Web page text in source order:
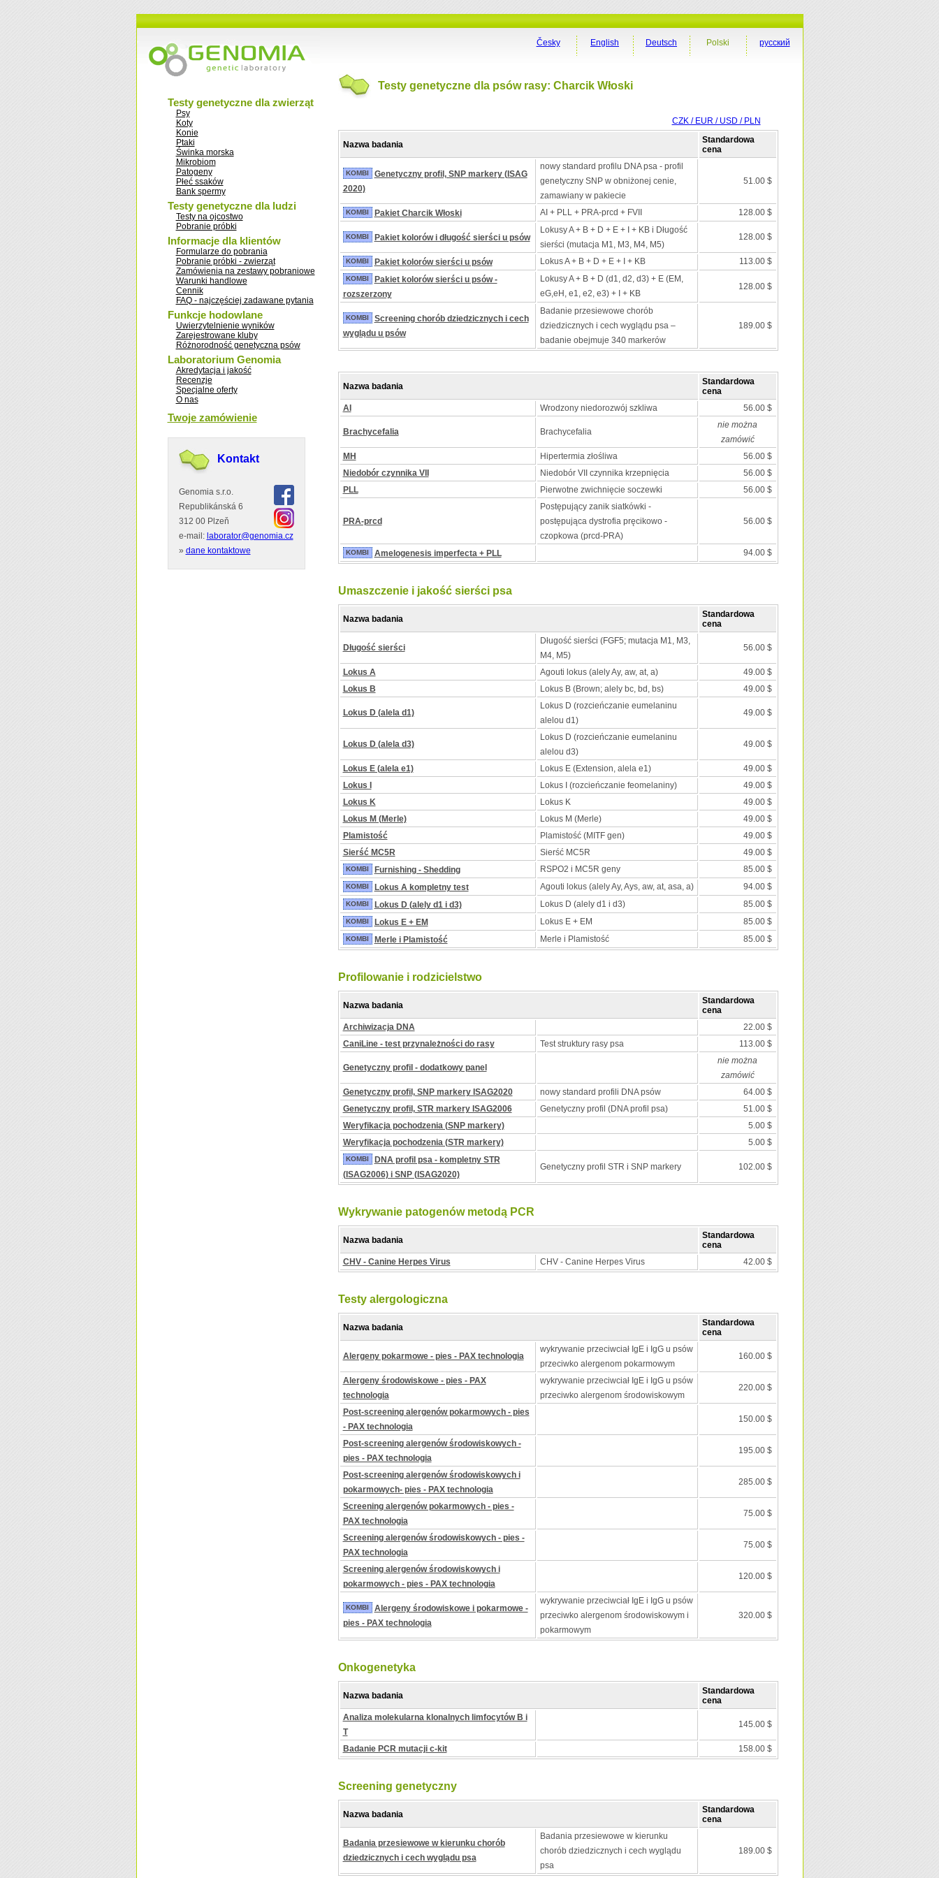
Testy genetyczne dla zwierząt
Psy
Koty
Konie
Ptaki
Świnka morska
Mikrobiom
Patogeny
Płeć ssaków
Bank spermy
Testy genetyczne dla ludzi
Testy na ojcostwo
Pobranie próbki
Informacje dla klientów
Formularze do pobrania
Pobranie próbki - zwierząt
Zamówienia na zestawy pobraniowe
Warunki handlowe
Cennik
FAQ - najczęściej zadawane pytania
Funkcje hodowlane
Uwierzytelnienie wyników
Zarejestrowane kluby
Różnorodność genetyczna psów
Laboratorium Genomia
Akredytacja i jakość
Recenzje
Specjalne oferty
O nas
Twoje zamówienie
Kontakt
Genomia s.r.o.
Republikánská 6
312 00 Plzeň
e-mail: laborator@genomia.cz
» dane kontaktowe
русский
Polski
Deutsch
English
Česky
Testy genetyczne dla psów rasy: Charcik Włoski
CZK / EUR / USD / PLN
Nazwa badania
Standardowa
cena
KOMBI
Genetyczny profil, SNP markery (ISAG
2020)
nowy standard profilu DNA psa - profil
genetyczny SNP w obniżonej cenie,
zamawiany w pakiecie
51.00 $
KOMBI Pakiet Charcik Włoski AI + PLL + PRA-prcd + FVII 128.00 $
KOMBI Pakiet kolorów i długość sierści u psów
Lokusy A + B + D + E + I + KB i Długość
sierści (mutacja M1, M3, M4, M5)
128.00 $
KOMBI Pakiet kolorów sierści u psów Lokus A + B + D + E + I + KB 113.00 $
KOMBI
Pakiet kolorów sierści u psów -
rozszerzony
Lokusy A + B + D (d1, d2, d3) + E (EM,
eG,eH, e1, e2, e3) + I + KB
128.00 $
KOMBI
Screening chorób dziedzicznych i cech
wyglądu u psów
Badanie przesiewowe chorób
dziedzicznych i cech wyglądu psa –
badanie obejmuje 340 markerów
189.00 $
Nazwa badania
Standardowa
cena
AI
Wrodzony niedorozwój szkliwa 56.00 $
Brachycefalia Brachycefalia
nie można
zamówić
MH
Hipertermia złośliwa
56.00 $
Niedobór czynnika VII
Niedobór VII czynnika krzepnięcia
56.00 $
PLL
Pierwotne zwichnięcie soczewki 56.00 $
PRA-prcd
Postępujący zanik siatkówki -
postępująca dystrofia pręcikowo -
czopkowa (prcd-PRA)
56.00 $
KOMBI Amelogenesis imperfecta + PLL 94.00 $
Umaszczenie i jakość sierści psa
Nazwa badania
Standardowa
cena
Długość sierści
Długość sierści (FGF5; mutacja M1, M3,
M4, M5)
56.00 $
Lokus A Agouti lokus (alely Ay, aw, at, a)
49.00 $
Lokus B
Lokus B (Brown; alely bc, bd, bs) 49.00 $
Lokus D (alela d1)
Lokus D (rozcieńczanie eumelaninu
alelou d1)
49.00 $
Lokus D (alela d3)
Lokus D (rozcieńczanie eumelaninu
alelou d3)
49.00 $
Lokus E (alela e1) Lokus E (Extension, alela e1)
49.00 $
Lokus I
Lokus I (rozcieńczanie feomelaniny)
49.00 $
Lokus K
Lokus K
49.00 $
Lokus M (Merle)
Lokus M (Merle)
49.00 $
Plamistość
Plamistość (MITF gen)
49.00 $
Sierść MC5R
Sierść MC5R 49.00 $
KOMBI Furnishing - Shedding RSPO2 i MC5R geny 85.00 $
KOMBI Lokus A kompletny test Agouti lokus (alely Ay, Ays, aw, at, asa, a) 94.00 $
KOMBI Lokus D (alely d1 i d3) Lokus D (alely d1 i d3) 85.00 $
KOMBI Lokus E + EM Lokus E + EM 85.00 $
KOMBI Merle i Plamistość Merle i Plamistość 85.00 $
Profilowanie i rodzicielstwo
Nazwa badania
Standardowa
cena
Archiwizacja DNA
22.00 $
CaniLine - test przynależności do rasy
Test struktury rasy psa 113.00 $
Genetyczny profil - dodatkowy panel
nie można
zamówić
Genetyczny profil, SNP markery ISAG2020
nowy standard profili DNA psów
64.00 $
Genetyczny profil, STR markery ISAG2006
Genetyczny profil (DNA profil psa)
51.00 $
Weryfikacja pochodzenia (SNP markery)
5.00 $
Weryfikacja pochodzenia (STR markery)
5.00 $
KOMBI
DNA profil psa - kompletny STR
(ISAG2006) i SNP (ISAG2020)
Genetyczny profil STR i SNP markery 102.00 $
Wykrywanie patogenów metodą PCR
Nazwa badania
Standardowa
cena
CHV - Canine Herpes Virus
CHV - Canine Herpes Virus 42.00 $
Testy alergologiczna
Nazwa badania
Standardowa
cena
Alergeny pokarmowe - pies - PAX technologia
wykrywanie przeciwciał IgE i IgG u psów
przeciwko alergenom pokarmowym
160.00 $
Alergeny środowiskowe - pies - PAX
technologia
wykrywanie przeciwciał IgE i IgG u psów
przeciwko alergenom środowiskowym
220.00 $
Post-screening alergenów pokarmowych - pies
- PAX technologia
150.00 $
Post-screening alergenów środowiskowych -
pies - PAX technologia
195.00 $
Post-screening alergenów środowiskowych i
pokarmowych- pies - PAX technologia
285.00 $
Screening alergenów pokarmowych - pies -
PAX technologia
75.00 $
Screening alergenów środowiskowych - pies -
PAX technologia
75.00 $
Screening alergenów środowiskowych i
pokarmowych - pies - PAX technologia
120.00 $
KOMBI
Alergeny środowiskowe i pokarmowe -
pies - PAX technologia
wykrywanie przeciwciał IgE i IgG u psów
przeciwko alergenom środowiskowym i
pokarmowym
320.00 $
Onkogenetyka
Nazwa badania
Standardowa
cena
Analiza molekularna klonalnych limfocytów B i
T
145.00 $
Badanie PCR mutacji c-kit 158.00 $
Screening genetyczny
Nazwa badania
Standardowa
cena
Badania przesiewowe w kierunku chorób
dziedzicznych i cech wyglądu psa
Badania przesiewowe w kierunku
chorób dziedzicznych i cech wyglądu
psa
189.00 $